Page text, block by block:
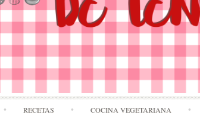
RECETAS COCINA VEGETARIANA